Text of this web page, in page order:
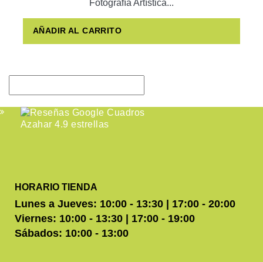
Fotografía Artística...
AÑADIR AL CARRITO
HORARIO TIENDA
Lunes a Jueves: 10:00 - 13:30 | 17:00 - 20:00
Viernes: 10:00 - 13:30 | 17:00 - 19:00
Sábados: 10:00 - 13:00